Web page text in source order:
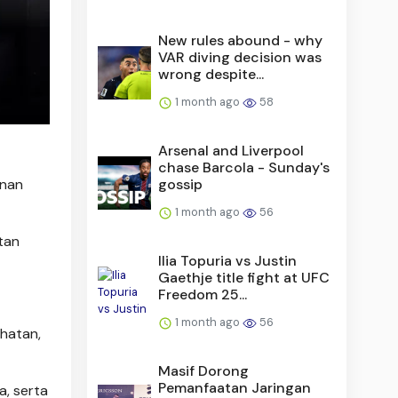
serta
New rules abound - why
VAR diving decision was
wrong despite...
1 month ago 58
Arsenal and Liverpool
chase Barcola - Sunday's
gossip
1 month ago 56
Ilia Topuria vs Justin
Gaethje title fight at UFC
Freedom 25...
1 month ago 56
Masif Dorong
Pemanfaatan Jaringan